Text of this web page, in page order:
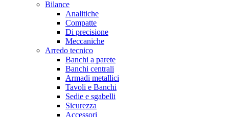
Bilance
Analitiche
Compatte
Di precisione
Meccaniche
Arredo tecnico
Banchi a parete
Banchi centrali
Armadi metallici
Tavoli e Banchi
Sedie e sgabelli
Sicurezza
Accessori